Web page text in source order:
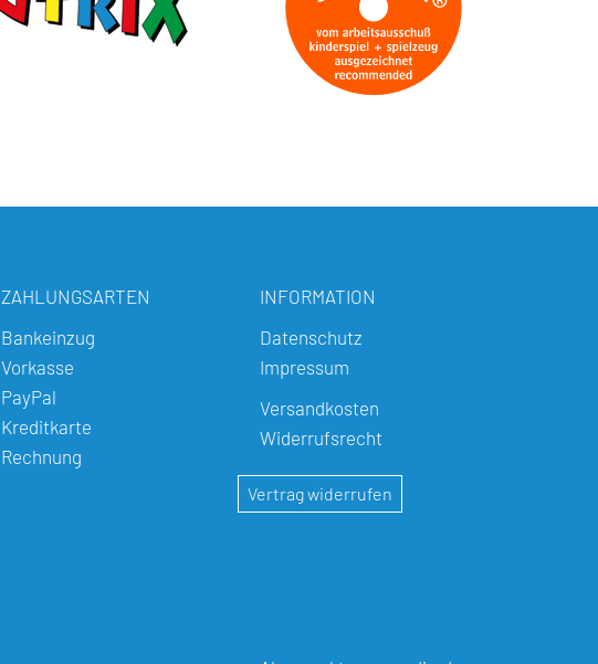
ZAHLUNGSARTEN
Bankeinzug
Vorkasse
PayPal
Kreditkarte
Rechnung
INFORMATION
Datenschutz
Impressum
Versandkosten
Widerrufsrecht
Vertrag widerrufen